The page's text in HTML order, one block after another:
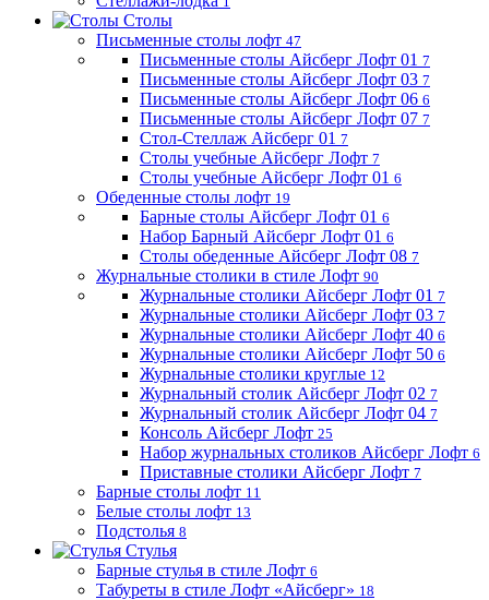
Столы
Письменные столы лофт 47
Письменные столы Айсберг Лофт 01 7
Письменные столы Айсберг Лофт 03 7
Письменные столы Айсберг Лофт 06 6
Письменные столы Айсберг Лофт 07 7
Стол-Стеллаж Айсберг 01 7
Столы учебные Айсберг Лофт 7
Столы учебные Айсберг Лофт 01 6
Обеденные столы лофт 19
Барные столы Айсберг Лофт 01 6
Набор Барный Айсберг Лофт 01 6
Столы обеденные Айсберг Лофт 08 7
Журнальные столики в стиле Лофт 90
Журнальные столики Айсберг Лофт 01 7
Журнальные столики Айсберг Лофт 03 7
Журнальные столики Айсберг Лофт 40 6
Журнальные столики Айсберг Лофт 50 6
Журнальные столики круглые 12
Журнальный столик Айсберг Лофт 02 7
Журнальный столик Айсберг Лофт 04 7
Консоль Айсберг Лофт 25
Набор журнальных столиков Айсберг Лофт 6
Приставные столики Айсберг Лофт 7
Барные столы лофт 11
Белые столы лофт 13
Подстолья 8
Стулья
Барные стулья в стиле Лофт 6
Табуреты в стиле Лофт «Айсберг» 18